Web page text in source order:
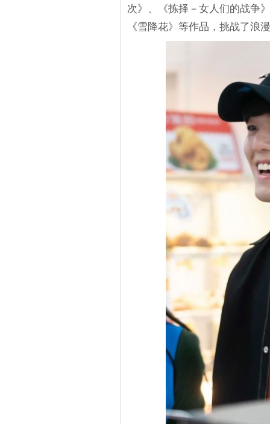
次》、《拣择－女人们的战争
《雪降花》等作品，挑战了浪